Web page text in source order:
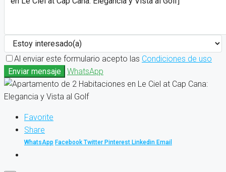
Al enviar este formulario acepto las Condiciones de uso
Enviar mensaje
WhatsApp
Favorite
Share
WhatsApp Facebook Twitter Pinterest Linkedin Email